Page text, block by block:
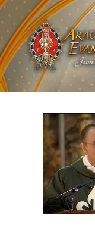
QUEM SOMOS
ARAUTOS
CURSOS ON-LINE